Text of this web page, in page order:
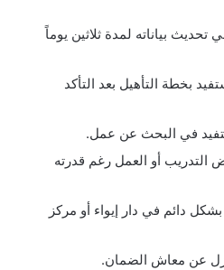
بياناته لمدة ثلاثين يوماً
بخطة التأهيل بعد التأكد
في البحث عن عمل.
أو العمل رغم قدرته
دائم في دار إيواء أو مركز
عن معاش الضمان.